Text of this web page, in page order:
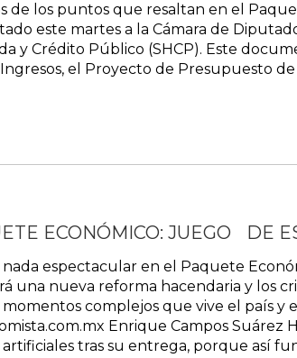
de los puntos que resaltan en el
este martes a la Cámara de
y Crédito Público (SHCP). Este
el Proyecto de Presupuesto de
ECONÓMICO: JUEGO DE
nada espectacular en el Paquete
una nueva reforma hacendaria y los
momentos complejos que vive el país y
Enrique Campos Suárez
tras su entrega, porque así